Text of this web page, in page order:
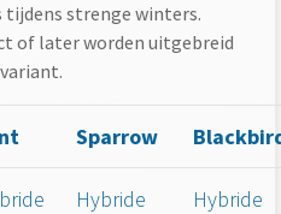
strenge winters.
of later worden uitgebreid
Sparrow
Hybride
Hybride